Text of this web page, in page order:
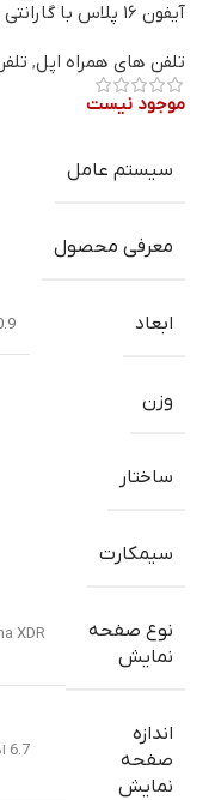
آیفون ۱۶ پلاس با گارانتی
تلفن های همراه اپل,
موجود نیست
سیستم عامل
معرفی محصول
ابعاد 160.9×77.8×7.8
وزن
ساختار
سیمکارت
نوع صفحه
نمایش
XDR
اندازه
صفحه
نمایش